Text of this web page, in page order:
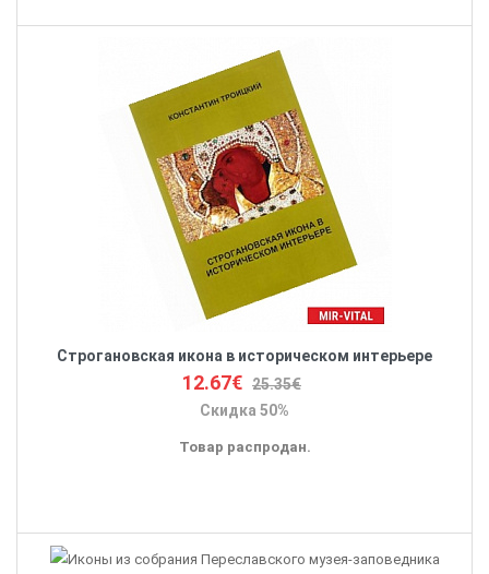
Строгановская икона в историческом интерьере
12.67€ 25.35€
Скидка 50%
Товар распродан.